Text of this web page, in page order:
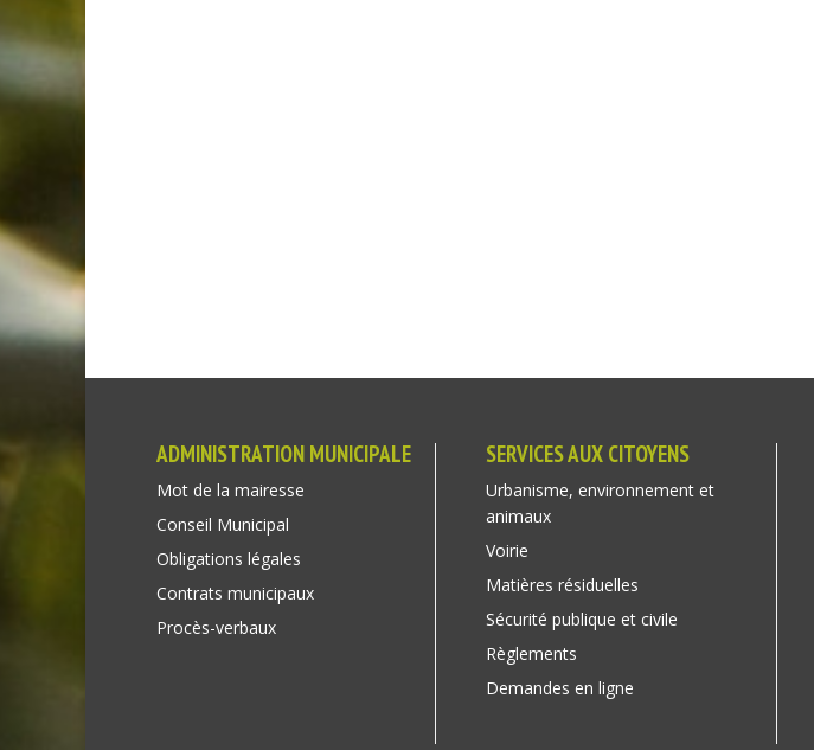
ADMINISTRATION MUNICIPALE
Mot de la mairesse
Conseil Municipal
Obligations légales
Contrats municipaux
Procès-verbaux
SERVICES AUX CITOYENS
Urbanisme, environnement et
animaux
Voirie
Matières résiduelles
Sécurité publique et civile
Règlements
Demandes en ligne